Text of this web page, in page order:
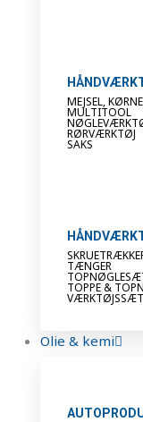
MEJSEL,
MULTITOOL
RØRVÆRKTØJ
SAKS
TÆNGER
TOPPE &
VÆRKTØJSSÆT
Olie & kemi